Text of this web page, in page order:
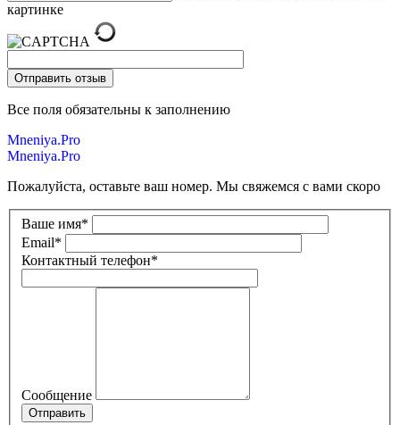
картинке
Все поля обязательны к заполнению
Mneniya.Pro
Mneniya.Pro
Пожалуйста, оставьте ваш номер. Мы свяжемся с вами скоро
Ваше имя*
Email*
Контактный телефон*
Сообщение